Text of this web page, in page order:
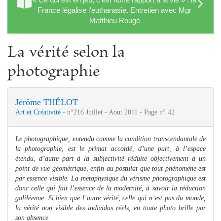
France légalise l'euthanasie. Entretien avec Mgr
Matthieu Rougé
La vérité selon la
photographie
Jérôme THÉLOT
Art et Créativité - n°216 Juillet - Aout 2011 - Page n° 42
Le photographique, entendu comme la condition transcendantale de
la photographie, est le primat accordé, d’une part, à l’espace
étendu, d’autre part à la subjectivité réduite objectivement à un
point de vue géométrique, enfin au postulat que tout phénomène est
par essence visible. La métaphysique du vérisme photographique est
donc celle qui fait l’essence de la modernité, à savoir la réduction
galiléenne. Si bien que l’autre vérité, celle qui n’est pas du monde,
la vérité non visible des individus réels, en toute photo brille par
son absence.